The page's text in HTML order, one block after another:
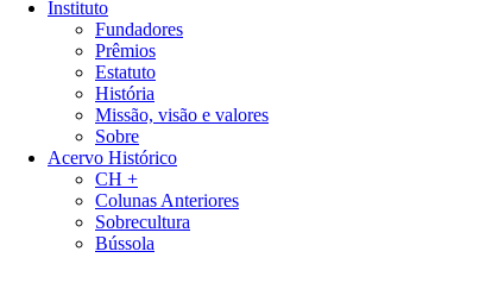
Instituto
Fundadores
Prêmios
Estatuto
História
Missão, visão e valores
Sobre
Acervo Histórico
CH +
Colunas Anteriores
Sobrecultura
Bússola